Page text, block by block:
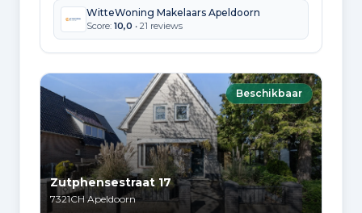
WitteWoning Makelaars Apeldoorn
Score: 10,0 • 21 reviews
Beschikbaar
Zutphensestraat 17
7321CH Apeldoorn